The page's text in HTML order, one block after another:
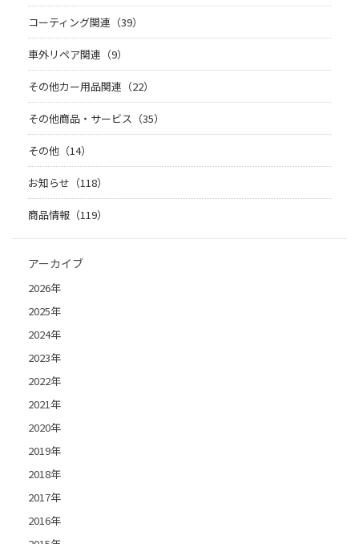
コーティング関連（39）
車外リペア関連（9）
その他カー用品関連（22）
その他商品・サービス（35）
その他（14）
お知らせ（118）
商品情報（119）
アーカイブ
2026年
2025年
2024年
2023年
2022年
2021年
2020年
2019年
2018年
2017年
2016年